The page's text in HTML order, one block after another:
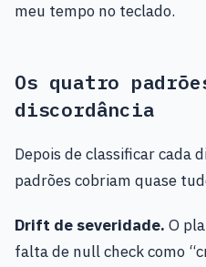
meu tempo no teclado.
Os quatro
discordância
Depois de classificar cada
padrões cobriam quase
Drift de severidade. O
falta de null check como